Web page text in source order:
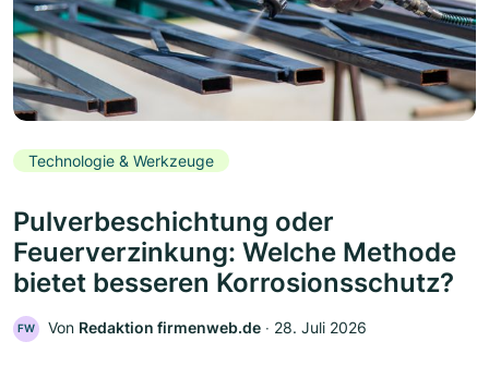
Technologie & Werkzeuge
Pulverbeschichtung oder
Feuerverzinkung: Welche Methode
bietet besseren Korrosionsschutz?
FW Von Redaktion firmenweb.de ‧ 28. Juli 2026